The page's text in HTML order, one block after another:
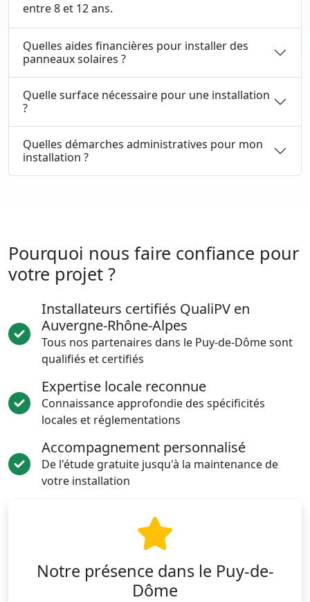
entre 8 et 12 ans.
Quelles aides financières pour installer des
panneaux solaires ?
Quelle surface nécessaire pour une installation
?
Quelles démarches administratives pour mon
installation ?
Pourquoi nous faire confiance pour
votre projet ?
Installateurs certifiés QualiPV en
Auvergne-Rhône-Alpes
Tous nos partenaires dans le Puy-de-Dôme sont
qualifiés et certifiés
Expertise locale reconnue
Connaissance approfondie des spécificités
locales et réglementations
Accompagnement personnalisé
De l'étude gratuite jusqu'à la maintenance de
votre installation
Notre présence dans le Puy-de-
Dôme